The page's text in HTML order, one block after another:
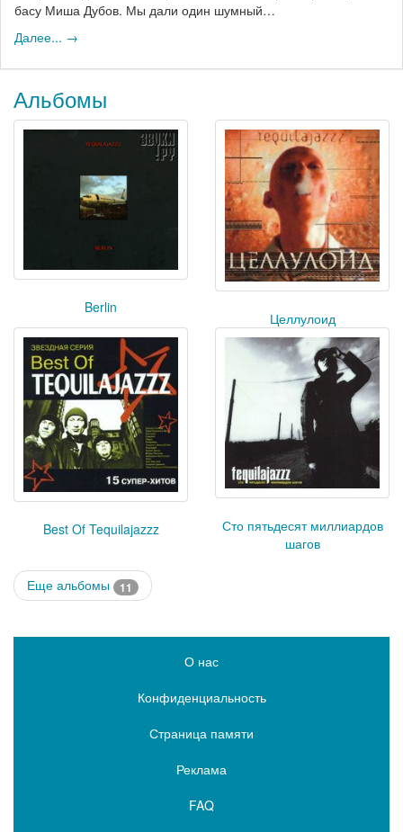
басу Миша Дубов. Мы дали один шумный…
Далее... →
Альбомы
Berlin
Целлулоид
Best Of Tequilajazzz
Сто пятьдесят миллиардов
шагов
Еще альбомы 11
О нас
Конфиденциальность
Страница памяти
Реклама
FAQ